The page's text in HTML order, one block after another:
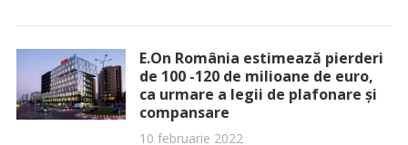
E.On România estimează pierderi
de 100 -120 de milioane de euro,
ca urmare a legii de plafonare și
compansare
10 februarie 2022